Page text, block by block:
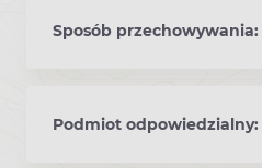
Sposób przechowywania:
Podmiot odpowiedzialny: